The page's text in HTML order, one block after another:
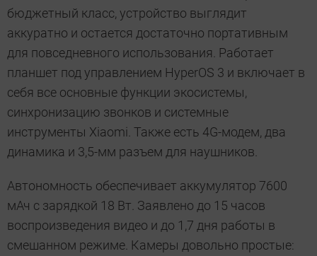
бюджетный класс, устройство выглядит
аккуратно и остается достаточно портативным
для повседневного использования. Работает
планшет под управлением HyperOS 3 и включает в
себя все основные функции экосистемы,
синхронизацию звонков и системные
инструменты Xiaomi. Также есть 4G-модем, два
динамика и 3,5-мм разъем для наушников.
Автономность обеспечивает аккумулятор 7600
мАч с зарядкой 18 Вт. Заявлено до 15 часов
воспроизведения видео и до 1,7 дня работы в
смешанном режиме. Камеры довольно простые: